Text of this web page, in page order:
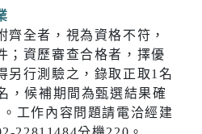
齊全者，視為資格不符，
；資歷審查合格者，擇優
另行測驗之，錄取正取1名
，候補期間為甄選結果確
工作內容問題請電洽經建